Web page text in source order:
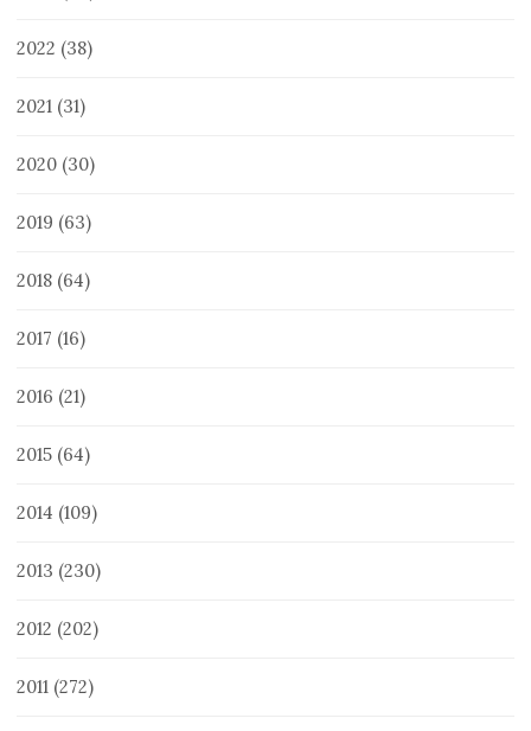
2022 (38)
2021 (31)
2020 (30)
2019 (63)
2018 (64)
2017 (16)
2016 (21)
2015 (64)
2014 (109)
2013 (230)
2012 (202)
2011 (272)